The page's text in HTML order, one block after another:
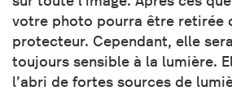
votre photo pourra être retirée
protecteur. Cependant, elle sera
toujours sensible à la lumière.
l’abri de fortes sources de